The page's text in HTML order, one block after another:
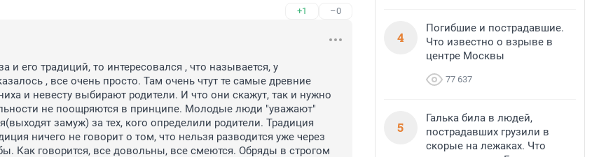
+1 –0
и его традиций, то интересовался , что называется, у
, все очень просто. Там очень чтут те самые древние
и невесту выбирают родители. И что они скажут, так и нужно
не поощряются в принципе. Молодые люди "уважают"
замуж) за тех, кого определили родители. Традиция
ничего не говорит о том, что нельзя разводится уже через
Как говорится, все довольны, все смеются. Обряды в строгом
4
Погибшие и пострадавшие.
Что известно о взрыве в
центре Москвы
77 637
5
Галька била в людей,
пострадавших грузили в
скорые на лежаках. Что